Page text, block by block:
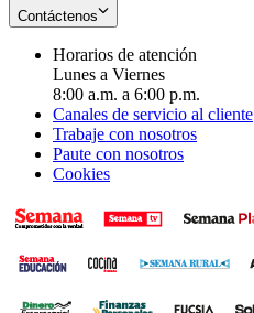
Contáctenos
Horarios de atención
Lunes a Viernes
8:00 a.m. a 6:00 p.m.
Canales de servicio al cliente
Trabaje con nosotros
Paute con nosotros
Cookies